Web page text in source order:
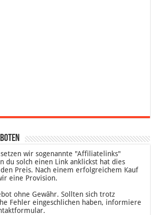
wir sogenannte "Affiliatelinks"
du solch einen Link anklickst hat dies
Preis. Nach einem erfolgreichem Kauf
eine Provision.
ohne Gewähr. Sollten sich trotz
Fehler eingeschlichen haben, informiere